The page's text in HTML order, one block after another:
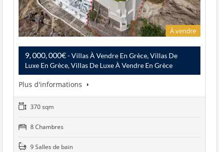
À vendre
9, 000, 000€- Villas À Vendre En Grèce, Villas De
Luxe En Grèce, Villas De Luxe À Vendre En Grèce
Plus d'informations
370 sqm
8 Chambres
9 Salles de bain